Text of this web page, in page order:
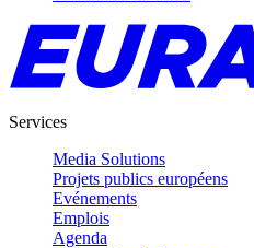
Services
Media Solutions
Projets publics européens
Evénements
Emplois
Agenda